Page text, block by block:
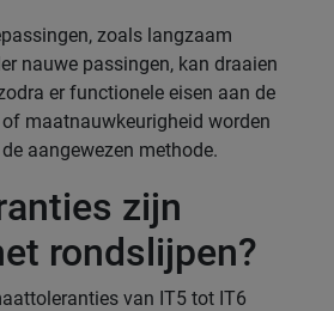
zoals langzaam
nauwe passingen, kan draaien
er functionele eisen aan de
maatnauwkeurigheid worden
aangewezen methode.
zijn
rondslijpen?
van IT5 tot IT6